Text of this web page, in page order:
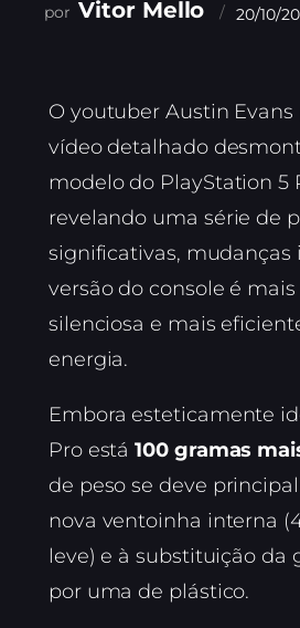
Vitor Mello 20/10/
O youtuber Austin
vídeo detalhado
modelo do PlayStation 5
revelando uma série de
significativas, mudanças
versão do console é
silenciosa e mais
energia.
Embora esteticamente
Pro está100 gramas
de peso se deve
nova ventoinha interna
leve) e à substituição da
por uma de plástico.